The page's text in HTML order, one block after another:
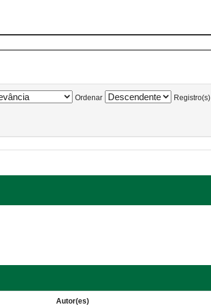
Ordenar Registro(s)
Autor(es)